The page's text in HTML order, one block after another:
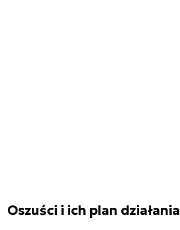
Oszuści i ich plan działania